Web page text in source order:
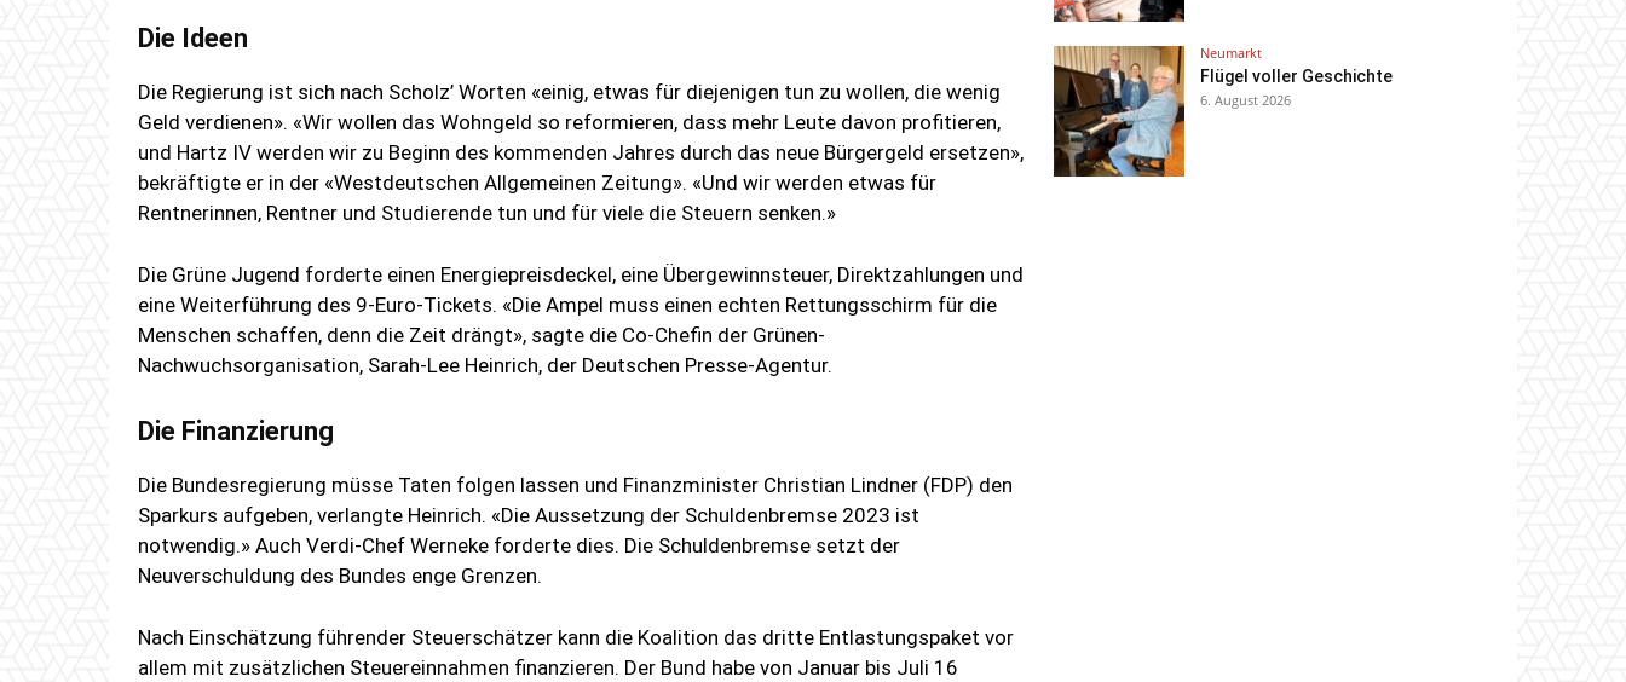
Die Ideen
Die Regierung ist sich nach Scholz’ Worten «einig, etwas für diejenigen tun zu wollen, die wenig
Geld verdienen». «Wir wollen das Wohngeld so reformieren, dass mehr Leute davon profitieren,
und Hartz IV werden wir zu Beginn des kommenden Jahres durch das neue Bürgergeld ersetzen»,
bekräftigte er in der «Westdeutschen Allgemeinen Zeitung». «Und wir werden etwas für
Rentnerinnen, Rentner und Studierende tun und für viele die Steuern senken.»
Die Grüne Jugend forderte einen Energiepreisdeckel, eine Übergewinnsteuer, Direktzahlungen und
eine Weiterführung des 9-Euro-Tickets. «Die Ampel muss einen echten Rettungsschirm für die
Menschen schaffen, denn die Zeit drängt», sagte die Co-Chefin der Grünen-
Nachwuchsorganisation, Sarah-Lee Heinrich, der Deutschen Presse-Agentur.
Die Finanzierung
Die Bundesregierung müsse Taten folgen lassen und Finanzminister Christian Lindner (FDP) den
Sparkurs aufgeben, verlangte Heinrich. «Die Aussetzung der Schuldenbremse 2023 ist
notwendig.» Auch Verdi-Chef Werneke forderte dies. Die Schuldenbremse setzt der
Neuverschuldung des Bundes enge Grenzen.
Nach Einschätzung führender Steuerschätzer kann die Koalition das dritte Entlastungspaket vor
allem mit zusätzlichen Steuereinnahmen finanzieren. Der Bund habe von Januar bis Juli 16
Neumarkt
Flügel voller Geschichte
6. August 2026